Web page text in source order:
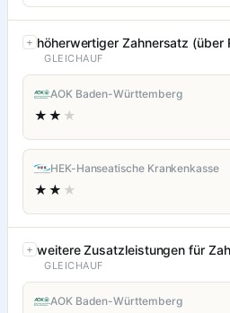
höherwertiger Zahnersatz (über
GLEICHAUF
AOK Baden-Württemberg
★★ ★
HEK-Hanseatische Krankenkasse
★★ ★
weitere Zusatzleistungen für
GLEICHAUF
AOK Baden-Württemberg